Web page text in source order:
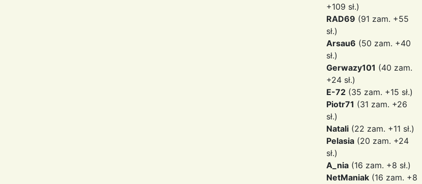
+109 sł.)
RAD69 (91 zam. +55
sł.)
Arsau6 (50 zam. +40
sł.)
Gerwazy101 (40 zam.
+24 sł.)
E-72 (35 zam. +15 sł.)
Piotr71 (31 zam. +26
sł.)
Natali (22 zam. +11 sł.)
Pelasia (20 zam. +24
sł.)
A_nia (16 zam. +8 sł.)
NetManiak (16 zam. +8